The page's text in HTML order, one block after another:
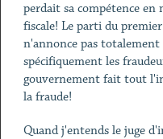
perdait sa compétence
fiscale! Le parti du
n'annonce pas totalement
spécifiquement les
gouvernement fait tout
la fraude!
Quand j'entends le juge